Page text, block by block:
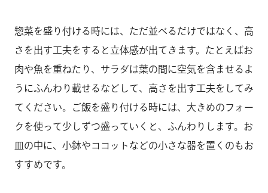
惣菜を盛り付ける時には、ただ並べるだけではなく、高
さを出す工夫をすると立体感が出てきます。たとえばお
肉や魚を重ねたり、サラダは葉の間に空気を含ませるよ
うにふんわり載せるなどして、高さを出す工夫をしてみ
てください。ご飯を盛り付ける時には、大きめのフォー
クを使って少しずつ盛っていくと、ふんわりします。お
皿の中に、小鉢やココットなどの小さな器を置くのもお
すすめです。